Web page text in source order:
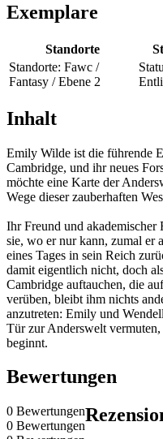
Exemplare
Standorte
Standorte: Fawc /
Fantasy / Ebene 2
Inhalt
Emily Wilde ist die führende
Cambridge, und ihr neues
möchte eine Karte der
Wege dieser zauberhaften
Ihr Freund und
sie, wo er nur kann, zumal er
eines Tages in sein Reich
damit eigentlich nicht, doch
Cambridge auftauchen, die
verüben, bleibt ihm nichts
anzutreten: Emily und
Tür zur Anderswelt
beginnt.
Bewertungen
0 Bewertungen
0 Bewertungen